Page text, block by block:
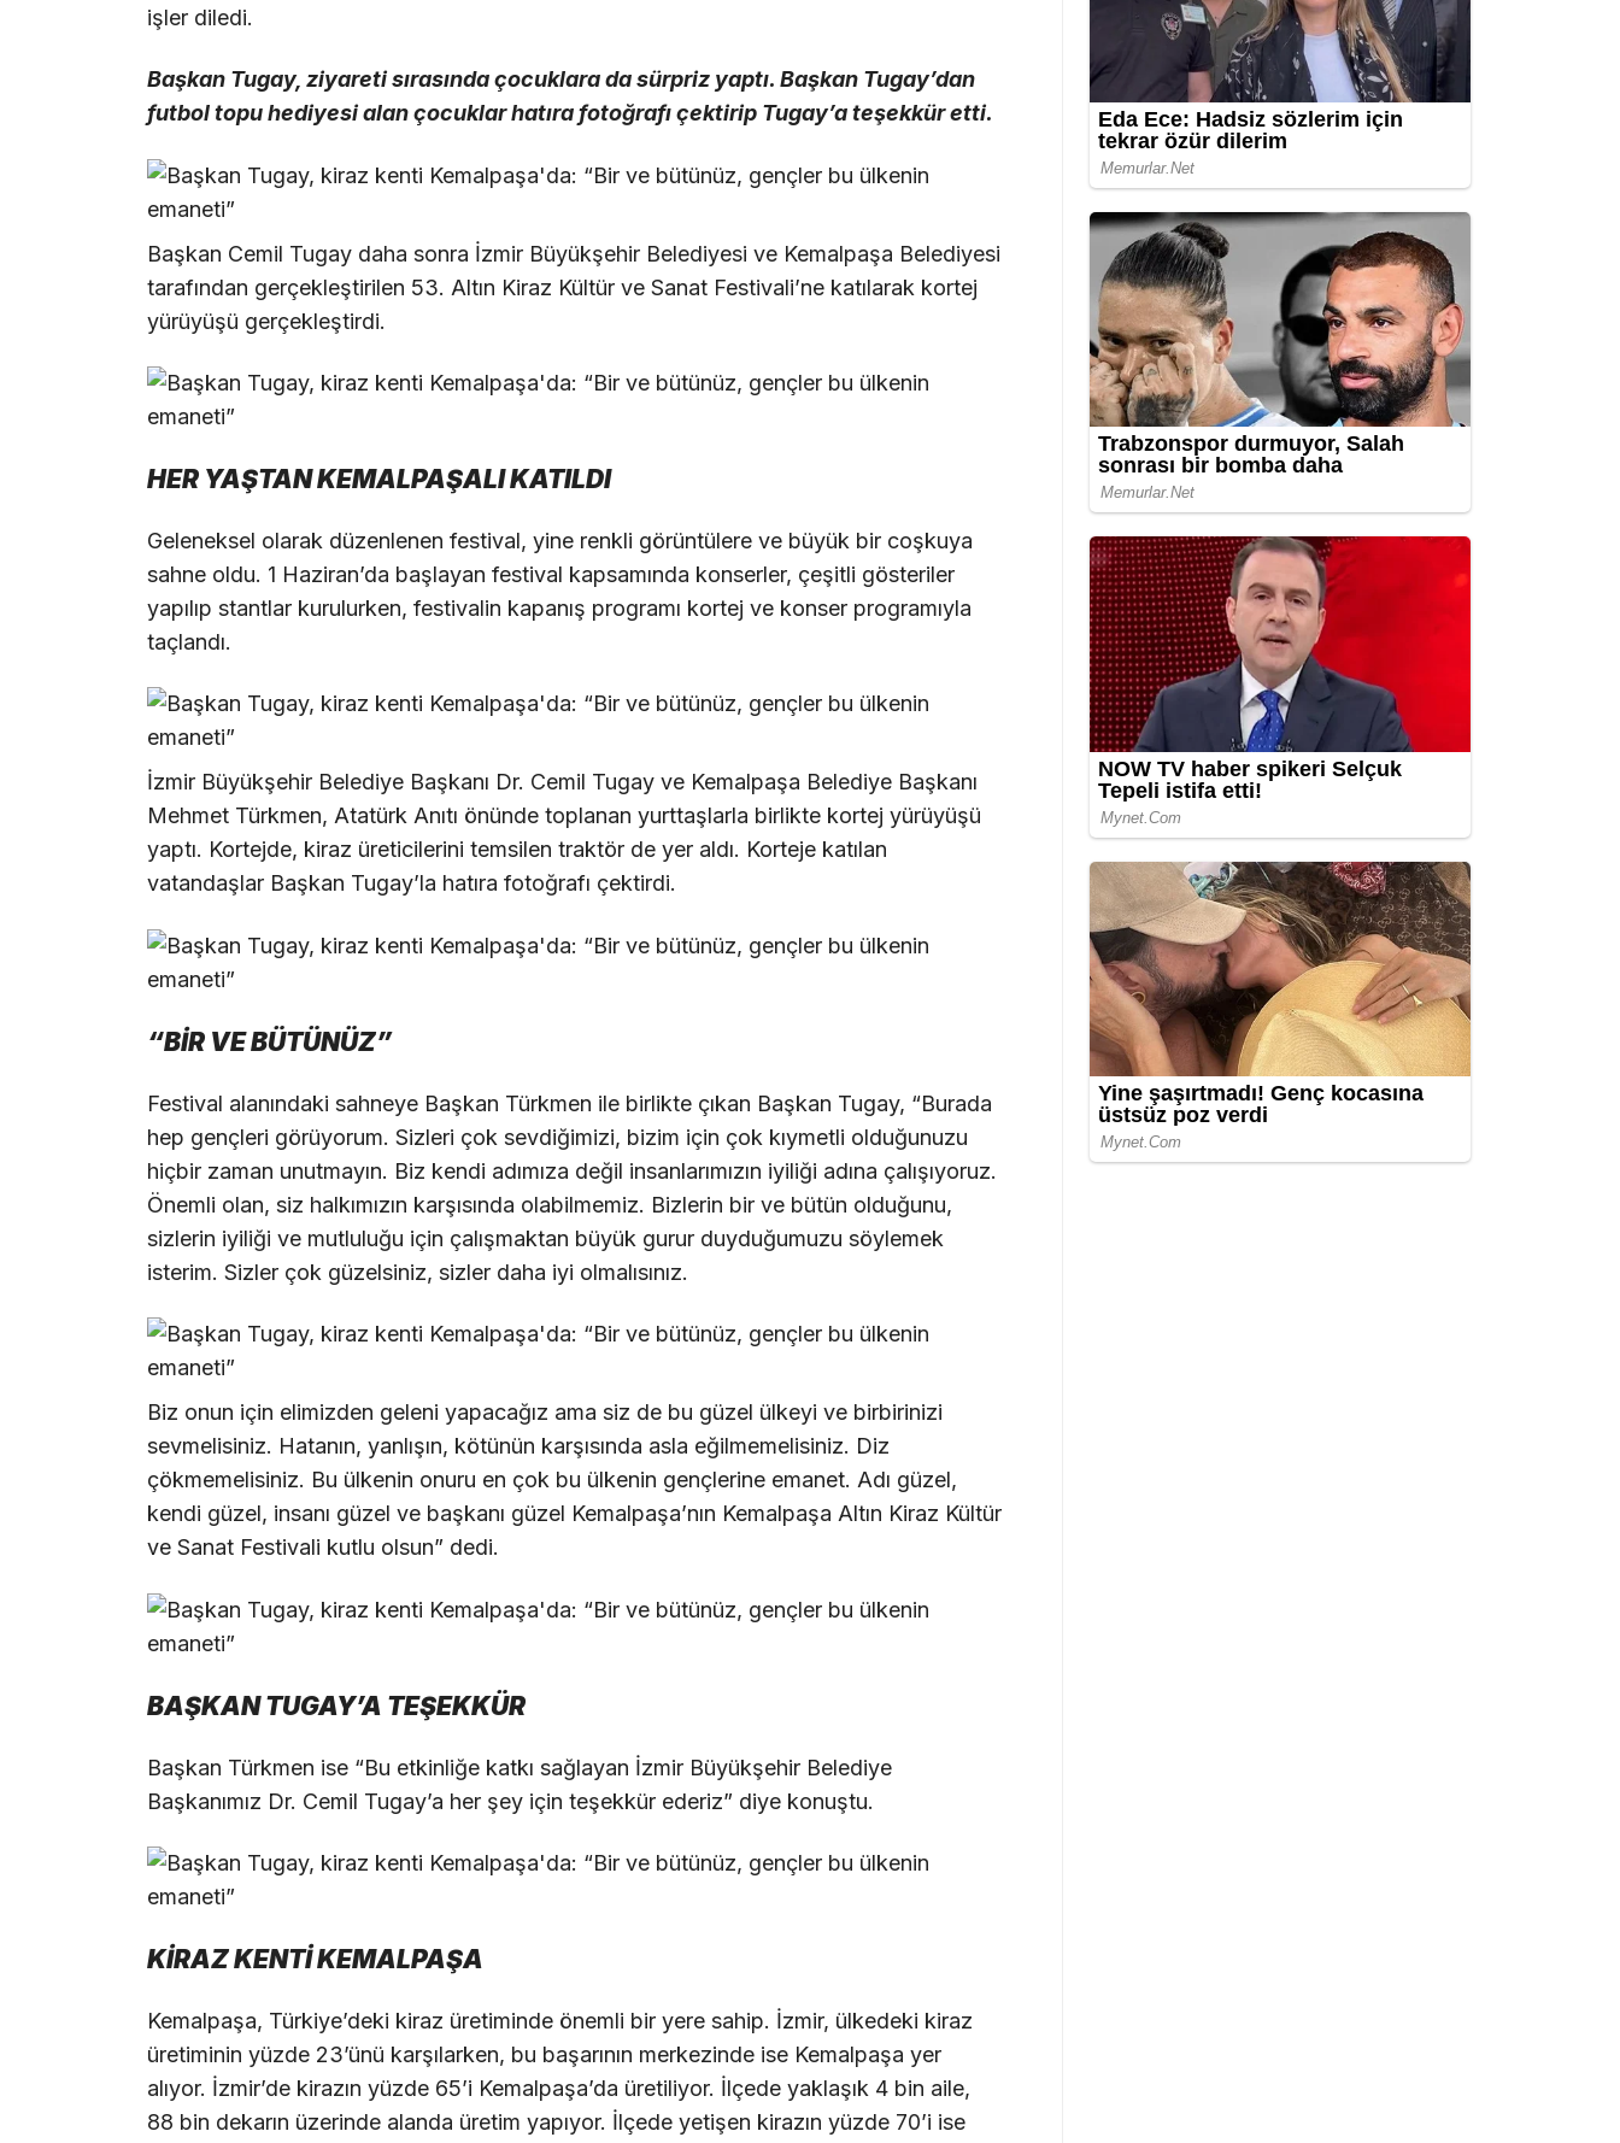
işler diledi.
Başkan Tugay, ziyareti sırasında çocuklara da sürpriz yaptı. Başkan Tugay’dan
futbol topu hediyesi alan çocuklar hatıra fotoğrafı çektirip Tugay’a teşekkür etti.
Başkan Cemil Tugay daha sonra İzmir Büyükşehir Belediyesi ve Kemalpaşa Belediyesi
tarafından gerçekleştirilen 53. Altın Kiraz Kültür ve Sanat Festivali’ne katılarak kortej
yürüyüşü gerçekleştirdi.
HER YAŞTAN KEMALPAŞALI KATILDI
Geleneksel olarak düzenlenen festival, yine renkli görüntülere ve büyük bir coşkuya
sahne oldu. 1 Haziran’da başlayan festival kapsamında konserler, çeşitli gösteriler
yapılıp stantlar kurulurken, festivalin kapanış programı kortej ve konser programıyla
taçlandı.
İzmir Büyükşehir Belediye Başkanı Dr. Cemil Tugay ve Kemalpaşa Belediye Başkanı
Mehmet Türkmen, Atatürk Anıtı önünde toplanan yurttaşlarla birlikte kortej yürüyüşü
yaptı. Kortejde, kiraz üreticilerini temsilen traktör de yer aldı. Korteje katılan
vatandaşlar Başkan Tugay’la hatıra fotoğrafı çektirdi.
“BİR VE BÜTÜNÜZ”
Festival alanındaki sahneye Başkan Türkmen ile birlikte çıkan Başkan Tugay, “Burada
hep gençleri görüyorum. Sizleri çok sevdiğimizi, bizim için çok kıymetli olduğunuzu
hiçbir zaman unutmayın. Biz kendi adımıza değil insanlarımızın iyiliği adına çalışıyoruz.
Önemli olan, siz halkımızın karşısında olabilmemiz. Bizlerin bir ve bütün olduğunu,
sizlerin iyiliği ve mutluluğu için çalışmaktan büyük gurur duyduğumuzu söylemek
isterim. Sizler çok güzelsiniz, sizler daha iyi olmalısınız.
Biz onun için elimizden geleni yapacağız ama siz de bu güzel ülkeyi ve birbirinizi
sevmelisiniz. Hatanın, yanlışın, kötünün karşısında asla eğilmemelisiniz. Diz
çökmemelisiniz. Bu ülkenin onuru en çok bu ülkenin gençlerine emanet. Adı güzel,
kendi güzel, insanı güzel ve başkanı güzel Kemalpaşa’nın Kemalpaşa Altın Kiraz Kültür
ve Sanat Festivali kutlu olsun” dedi.
BAŞKAN TUGAY’A TEŞEKKÜR
Başkan Türkmen ise “Bu etkinliğe katkı sağlayan İzmir Büyükşehir Belediye
Başkanımız Dr. Cemil Tugay’a her şey için teşekkür ederiz” diye konuştu.
KİRAZ KENTİ KEMALPAŞA
Kemalpaşa, Türkiye’deki kiraz üretiminde önemli bir yere sahip. İzmir, ülkedeki kiraz
üretiminin yüzde 23’ünü karşılarken, bu başarının merkezinde ise Kemalpaşa yer
alıyor. İzmir’de kirazın yüzde 65’i Kemalpaşa’da üretiliyor. İlçede yaklaşık 4 bin aile,
88 bin dekarın üzerinde alanda üretim yapıyor. İlçede yetişen kirazın yüzde 70’i ise